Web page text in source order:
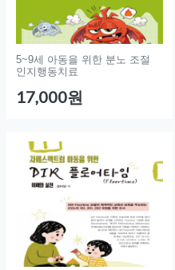
5~9세 아동을 위한 분노 조절
인지행동치료
17,000원